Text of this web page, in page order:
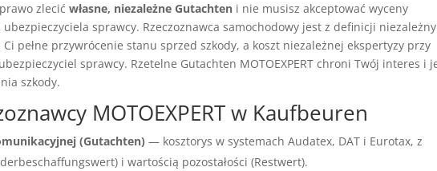
zlecićwłasne, niezależne Gutachten i nie musisz akceptować wyceny
sprawcy. Rzeczoznawca samochodowy jest z definicji
Ci pełne przywrócenie stanu sprzed szkody, a koszt niezależnej ekspertyzy przy
sprawcy. Rzetelne Gutachten MOTOEXPERT chroni Twój interes i
szkody.
MOTOEXPERT w Kaufbeuren
(Gutachten) — kosztorys w systemach Audatex, DAT i Eurotax, z
i wartością pozostałości (Restwert).